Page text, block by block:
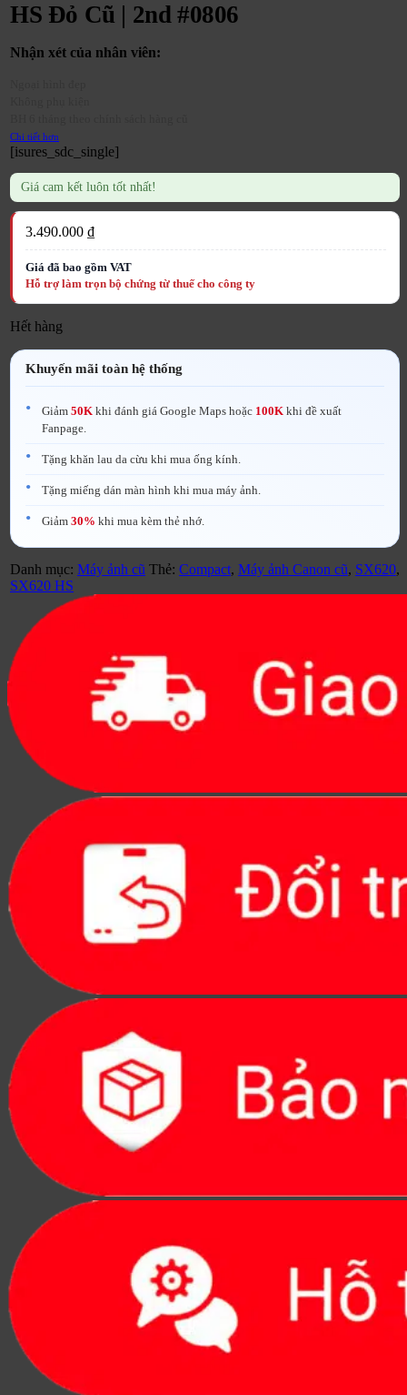
HS Đỏ Cũ | 2nd #0806
Nhận xét của nhân viên:
Chi tiết hơn
[isures_sdc_single]
Giá cam kết luôn tốt nhất!
3.490.000 ₫
Hết hàng
Khuyến mãi toàn hệ thống
Giảm 50K khi đánh giá Google Maps hoặc 100K khi đề xuất
Fanpage.
Tặng khăn lau da cừu khi mua ống kính.
Tặng miếng dán màn hình khi mua máy ảnh.
Giảm 30% khi mua kèm thẻ nhớ.
Danh mục: Máy ảnh cũ Thẻ: Compact, Máy ảnh Canon cũ, SX620,
SX620 HS